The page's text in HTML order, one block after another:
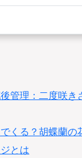
管理：二度咲
くる？胡蝶蘭
とは